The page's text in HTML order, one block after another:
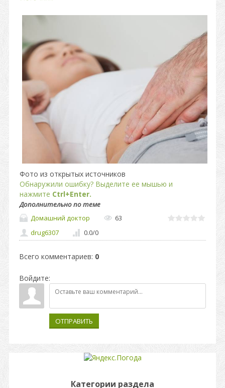
Фото из открытых источников
Обнаружили ошибку? Выделите ее мышью и
нажмите Ctrl+Enter.
Дополнительно по теме
Домашний доктор
63
drug6307
0.0/0
Всего комментариев: 0
Войдите:
ОТПРАВИТЬ
Категории раздела